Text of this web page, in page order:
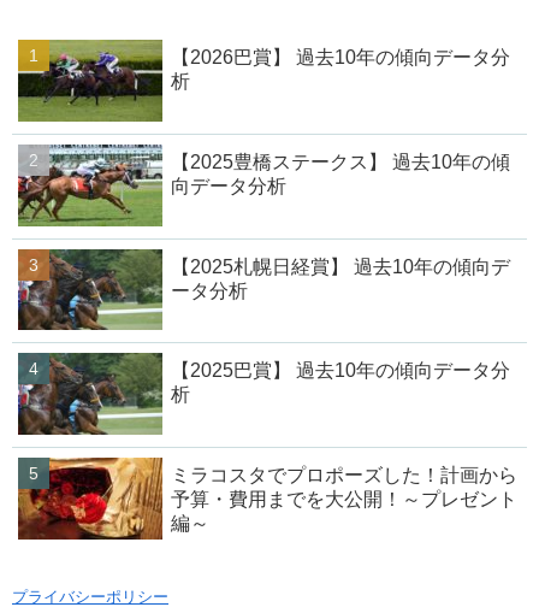
【2026巴賞】 過去10年の傾向データ分
析
【2025豊橋ステークス】 過去10年の傾
向データ分析
【2025札幌日経賞】 過去10年の傾向デ
ータ分析
【2025巴賞】 過去10年の傾向データ分
析
ミラコスタでプロポーズした！計画から
予算・費用までを大公開！～プレゼント
編～
プライバシーポリシー